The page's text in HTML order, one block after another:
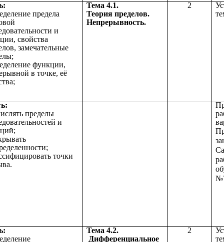
предела
и
свойства
замечательные
функции,
в точке, её
Тема 4.1.
Теория пределов.
Непрерывность.
2
пределы
и
точки
Тема 4.2.
Дифференциальное
2